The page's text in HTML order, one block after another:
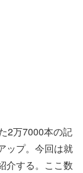
2万7000本の記
ップ。今回は就
介する。ここ数